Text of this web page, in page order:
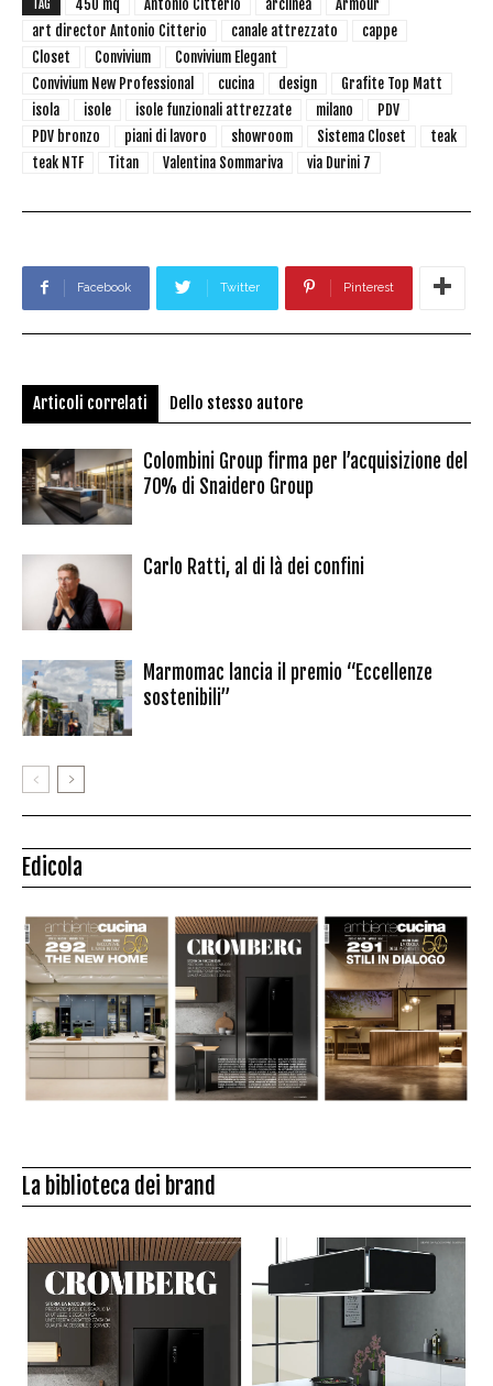
TAG 450 mq Antonio Citterio arclinea
Armour
art director Antonio Citterio
canale attrezzato
cappe
Closet
Convivium
Convivium Elegant
Convivium New Professional
cucina design
Grafite Top Matt
isola
isole isole funzionali attrezzate milano
PDV
PDV bronzo
piani di lavoro showroom Sistema Closet
teak
teak NTF
Titan Valentina Sommariva via Durini 7
Facebook Twitter Pinterest
Articoli correlati Dello stesso autore
Colombini Group firma per l’acquisizione del
70% di Snaidero Group
Carlo Ratti, al di là dei confini
Marmomac lancia il premio “Eccellenze
sostenibili”
Edicola
La biblioteca dei brand